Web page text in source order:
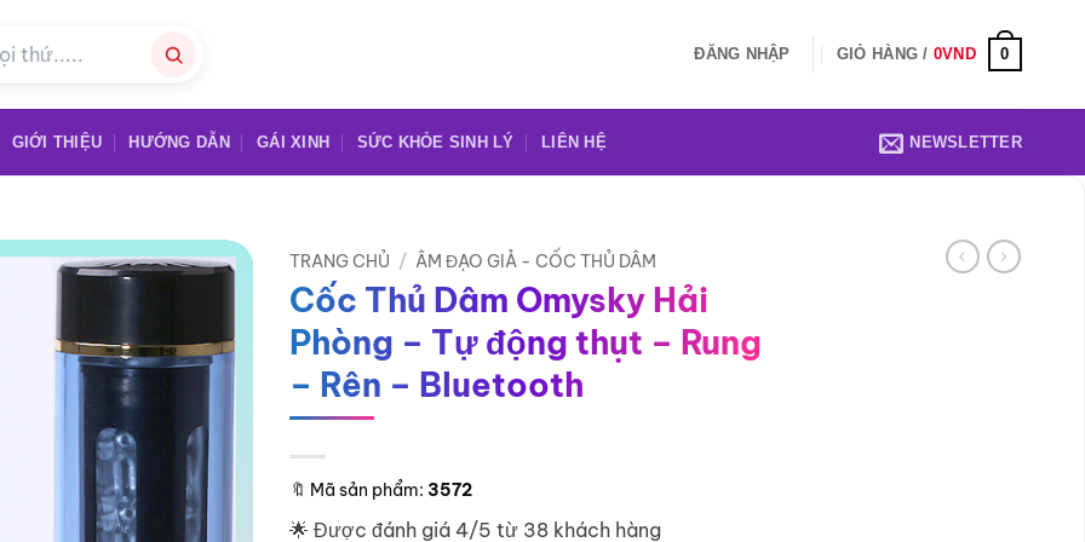
ĐĂNG NHẬP GIỎ HÀNG / 0VND 0
GIỚI THIỆU HƯỚNG DẪN GÁI XINH SỨC KHỎE SINH LÝ LIÊN HỆ NEWSLETTER
TRANG CHỦ / ÂM ĐẠO GIẢ - CỐC THỦ DÂM
Cốc Thủ Dâm Omysky Hải
Phòng – Tự động thụt – Rung
– Rên – Bluetooth
🔖 Mã sản phẩm: 3572
🌟 Được đánh giá 4/5 từ 38 khách hàng